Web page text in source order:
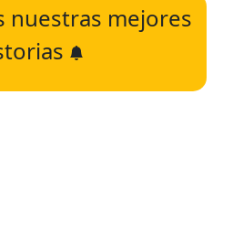
nuestras mejores